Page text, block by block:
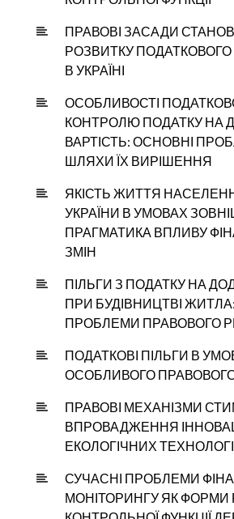
ПРАВОВІ ЗАСАДИ
РОЗВИТКУ
В УКРАЇНІ
ОСОБЛИВОСТІ
КОНТРОЛЮ ПОДАТКУ НА
ВАРТІСТЬ: ОСНОВНІ
ШЛЯХИ ЇХ ВИРІШЕННЯ
ЯКІСТЬ ЖИТТЯ
УКРАЇНИ В УМОВАХ
ПРАГМАТИКА ВПЛИВУ
ЗМІН
ПІЛЬГИ З ПОДАТКУ НА
ПРИ БУДІВНИЦТВІ
ПРОБЛЕМИ ПРАВОВОГО
ПОДАТКОВІ ПІЛЬГИ В
ОСОБЛИВОГО
ПРАВОВІ МЕХАНІЗМИ
ВПРОВАДЖЕННЯ
ЕКОЛОГІЧНИХ
СУЧАСНІ ПРОБЛЕМИ
МОНІТОРИНГУ ЯК ФОРМИ